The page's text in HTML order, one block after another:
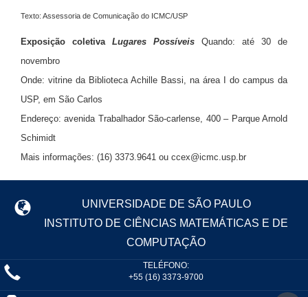
Texto: Assessoria de Comunicação do ICMC/USP
Exposição coletiva Lugares Possíveis Quando: até 30 de
novembro
Onde: vitrine da Biblioteca Achille Bassi, na área I do campus da
USP, em São Carlos
Endereço: avenida Trabalhador São-carlense, 400 – Parque Arnold
Schimidt
Mais informações: (16) 3373.9641 ou ccex@icmc.usp.br
UNIVERSIDADE DE SÃO PAULO
INSTITUTO DE CIÊNCIAS MATEMÁTICAS E DE
COMPUTAÇÃO
TELÉFONO:
+55 (16) 3373-9700